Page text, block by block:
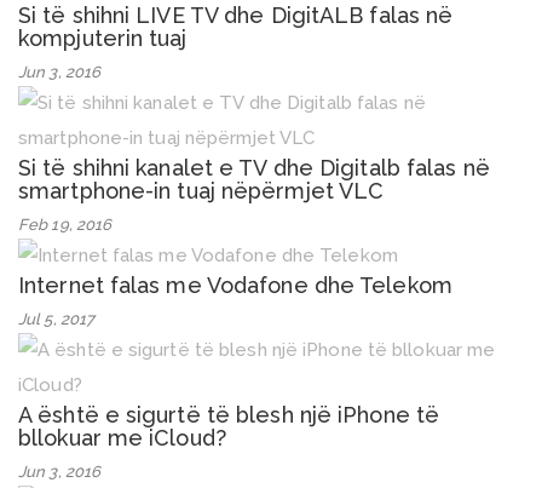
Si të shihni LIVE TV dhe DigitALB falas në
kompjuterin tuaj
Jun 3, 2016
Si të shihni kanalet e TV dhe Digitalb falas në
smartphone-in tuaj nëpërmjet VLC
Feb 19, 2016
Internet falas me Vodafone dhe Telekom
Jul 5, 2017
A është e sigurtë të blesh një iPhone të
bllokuar me iCloud?
Jun 3, 2016